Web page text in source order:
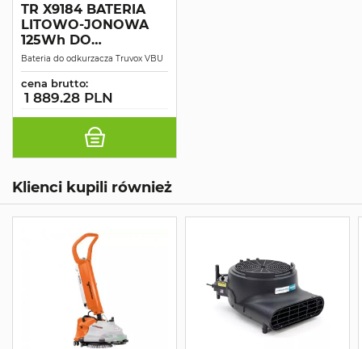
TR X9184 BATERIA
LITOWO-JONOWA
125Wh DO
ODKURZACZA VBU
Bateria do odkurzacza Truvox VBU
cena brutto:
1 889.28 PLN
Klienci kupili również